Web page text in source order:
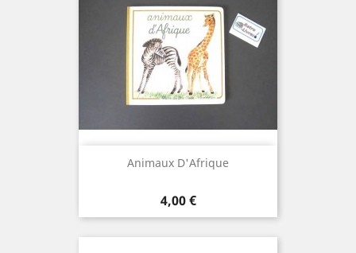
Animaux D'Afrique
Prix
4,00 €